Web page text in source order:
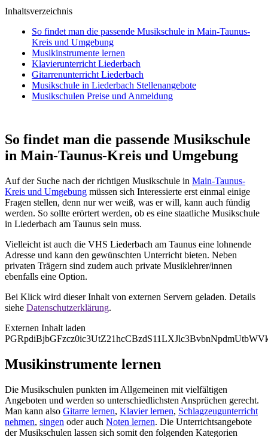
Inhaltsverzeichnis
So findet man die passende Musikschule in Main-Taunus-
Kreis und Umgebung
Musikinstrumente lernen
Klavierunterricht Liederbach
Gitarrenunterricht Liederbach
Musikschule in Liederbach Stellenangebote
Musikschulen Preise und Anmeldung
So findet man die passende Musikschule
in Main-Taunus-Kreis und Umgebung
Auf der Suche nach der richtigen Musikschule in Main-Taunus-
Kreis und Umgebung müssen sich Interessierte erst einmal einige
Fragen stellen, denn nur wer weiß, was er will, kann auch fündig
werden. So sollte erörtert werden, ob es eine staatliche Musikschule
in Liederbach am Taunus sein muss.
Vielleicht ist auch die VHS Liederbach am Taunus eine lohnende
Adresse und kann den gewünschten Unterricht bieten. Neben
privaten Trägern sind zudem auch private Musiklehrer/innen
ebenfalls eine Option.
Bei Klick wird dieser Inhalt von externen Servern geladen. Details
siehe Datenschutzerklärung.
Externen Inhalt laden
Musikinstrumente lernen
Die Musikschulen punkten im Allgemeinen mit vielfältigen
Angeboten und werden so unterschiedlichsten Ansprüchen gerecht.
Man kann also Gitarre lernen, Klavier lernen, Schlagzeugunterricht
nehmen, singen oder auch Noten lernen. Die Unterrichtsangebote
der Musikschulen lassen sich somit den folgenden Kategorien